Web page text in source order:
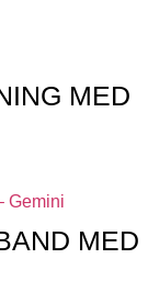
MED
MED